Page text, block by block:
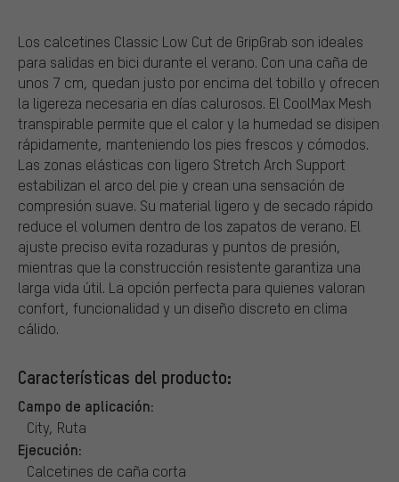
Los calcetines Classic Low Cut de GripGrab son ideales
para salidas en bici durante el verano. Con una caña de
unos 7 cm, quedan justo por encima del tobillo y ofrecen
la ligereza necesaria en días calurosos. El CoolMax Mesh
transpirable permite que el calor y la humedad se disipen
rápidamente, manteniendo los pies frescos y cómodos.
Las zonas elásticas con ligero Stretch Arch Support
estabilizan el arco del pie y crean una sensación de
compresión suave. Su material ligero y de secado rápido
reduce el volumen dentro de los zapatos de verano. El
ajuste preciso evita rozaduras y puntos de presión,
mientras que la construcción resistente garantiza una
larga vida útil. La opción perfecta para quienes valoran
confort, funcionalidad y un diseño discreto en clima
cálido.
Características del producto:
Campo de aplicación:
City, Ruta
Ejecución:
Calcetines de caña corta